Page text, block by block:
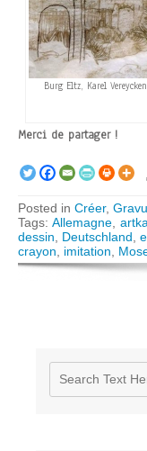
Burg Eltz, Karel
Merci de partager !
Posted in Créer,
Tags:Allemagne ,
dessin
Deutschland ,
crayon
imitation